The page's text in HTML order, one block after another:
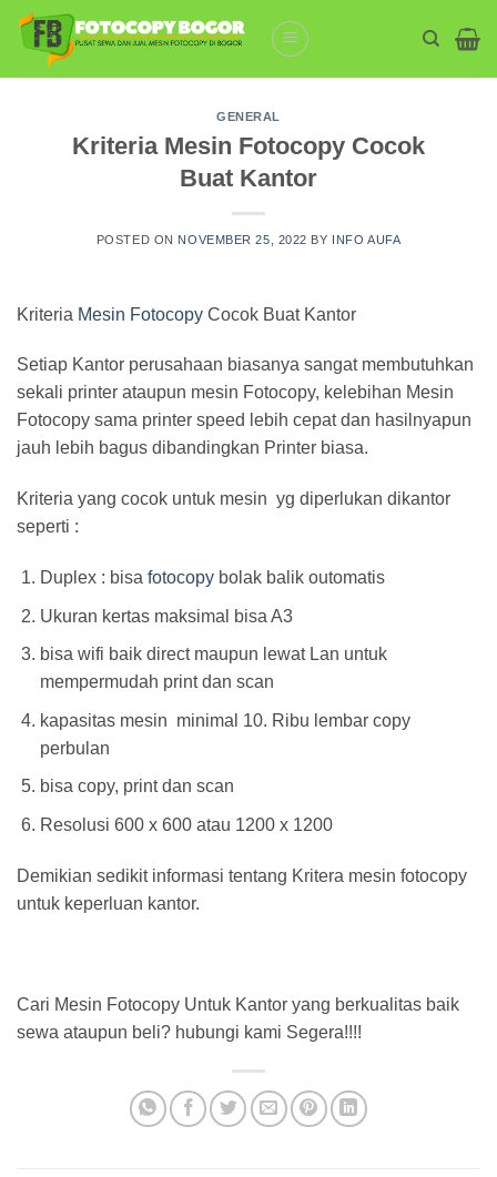
Skip
content
GENERAL
Kriteria Mesin Fotocopy Cocok
Buat Kantor
POSTED ON NOVEMBER 25, 2022 BY INFO AUFA
Kriteria Mesin Fotocopy Cocok Buat Kantor
Setiap Kantor perusahaan biasanya sangat membutuhkan
sekali printer ataupun mesin Fotocopy, kelebihan Mesin
Fotocopy sama printer speed lebih cepat dan hasilnyapun
jauh lebih bagus dibandingkan Printer biasa.
Kriteria yang cocok untuk mesin yg diperlukan dikantor
seperti :
Duplex : bisa fotocopybolak balik outomatis
Ukuran kertas maksimal bisa A3
bisa wifi baik direct maupun lewat Lan untuk
mempermudah print dan scan
kapasitas mesin minimal 10. Ribu lembar copy
perbulan
bisa copy, print dan scan
Resolusi 600 x 600 atau 1200 x 1200
Demikian sedikit informasi tentang Kritera mesin fotocopy
untuk keperluan kantor.
Cari Mesin Fotocopy Untuk Kantor yang berkualitas baik
sewa ataupun beli? hubungi kami Segera!!!!